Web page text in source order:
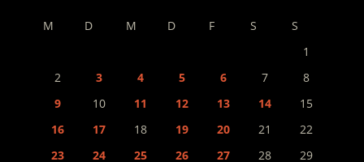
M D M D F S
S
1
2
3 4 5 6 7
8
9
10 11 12 13 14
15
16
17 18 19 20 21
22
23
24 25 26 27 28
29